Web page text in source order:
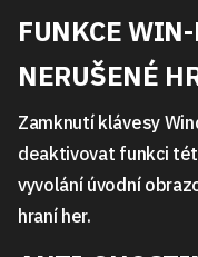
FUNKCE
NERUŠENÉ
Zamknutí klávesy
deaktivovat funkci
vyvolání úvodní
hraní her.